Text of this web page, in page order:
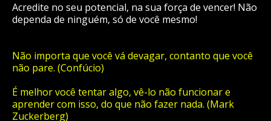
Acredite no seu potencial, na sua força de vencer! Não
dependa de ninguém, só de você mesmo!
Não importa que você vá devagar, contanto que você
não pare. (Confúcio)
É melhor você tentar algo, vê-lo não funcionar e
aprender com isso, do que não fazer nada. (Mark
Zuckerberg)